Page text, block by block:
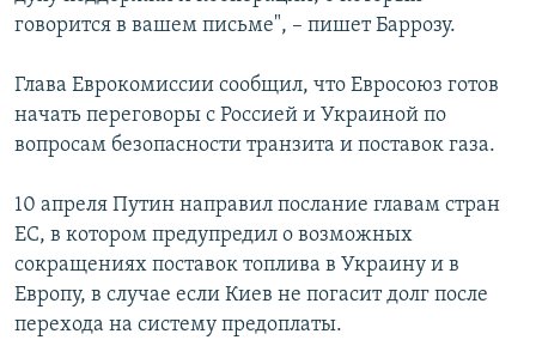
говорится в вашем письме", – пишет Баррозу.
Глава Еврокомиссии сообщил, что Евросоюз готов
начать переговоры с Россией и Украиной по
вопросам безопасности транзита и поставок газа.
10 апреля Путин направил послание главам стран
ЕС, в котором предупредил о возможных
сокращениях поставок топлива в Украину и в
Европу, в случае если Киев не погасит долг после
перехода на систему предоплаты.